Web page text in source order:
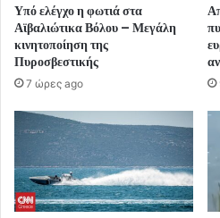
Υπό ελέγχο η φωτιά στα
Αϊβαλιώτικα Βόλου – Μεγάλη
κινητοποίηση της
Πυροσβεστικής
7 ώρες ago